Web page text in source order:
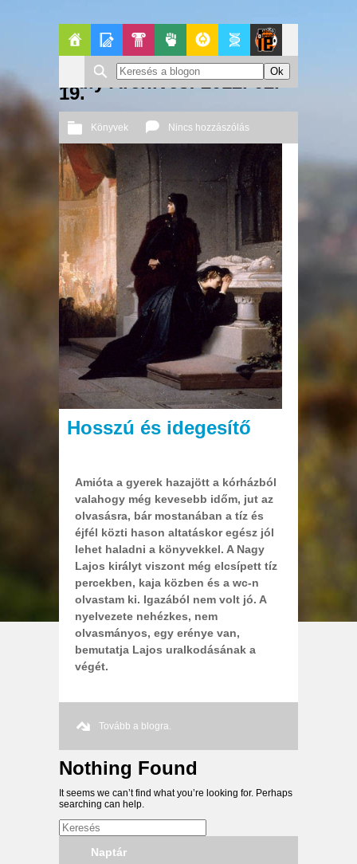
FőoldalBlogokPop- PolitikaGeekZone
Daily Archives: 2012. 02.
19.
Könyvek Nincs hozzászólás
2012 02. 19. Őri András
Hosszú és idegesítő
Amióta a gyerek hazajött a kórházból
valahogy még kevesebb időm, jut az
olvasásra, bár mostanában a tíz és
éjfél közti hason altatáskor egész jól
lehet haladni a könyvekkel. A Nagy
Lajos királyt viszont még elcsípett tíz
percekben, kaja közben és a wc-n
olvastam ki. Igazából nem volt jó. A
nyelvezete nehézkes, nem
olvasmányos, egy erénye van,
bemutatja Lajos uralkodásának a
végét.
Tovább a blogra.
Nothing Found
It seems we can’t find what you’re looking for. Perhaps
searching can help.
Naptár